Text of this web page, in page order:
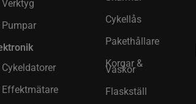
Verktyg
Pumpar
Cykeldatorer
Effektmätare
Cykellås
Pakethållare
Korgar &
Väskor
Flaskställ